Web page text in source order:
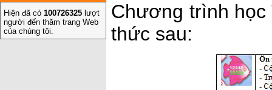
Hiện đã có 100726325 lượt
người đến thăm trang Web
của chúng tôi.
Chương trình học
thức sau: